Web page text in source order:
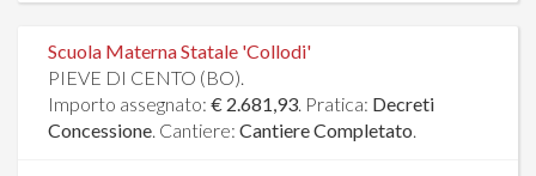
Scuola Materna Statale 'Collodi'
PIEVE DI CENTO (BO).
Importo assegnato: € 2.681,93. Pratica: Decreti
Concessione. Cantiere: Cantiere Completato.